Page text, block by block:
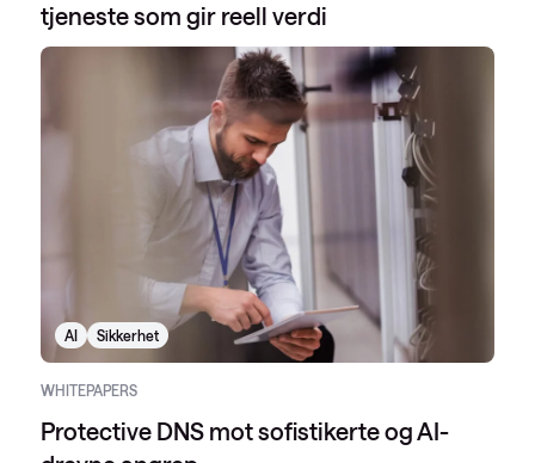
tjeneste som gir reell verdi
AI Sikkerhet
WHITEPAPERS
Protective DNS mot sofistikerte og AI-